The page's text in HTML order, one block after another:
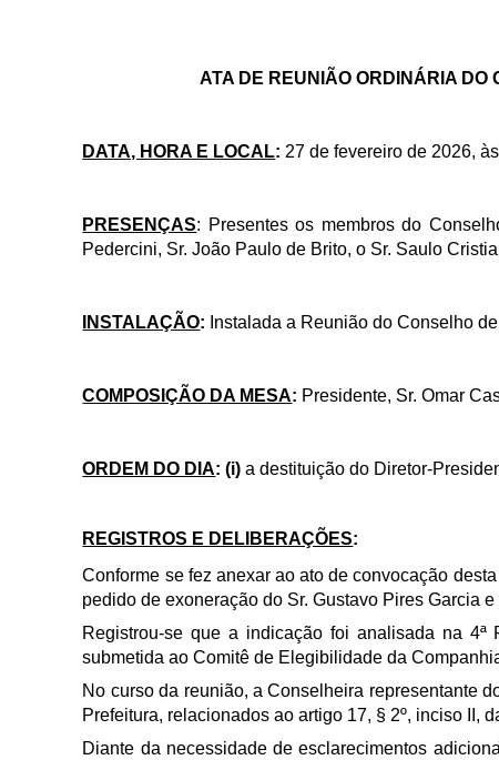
ATA DE REUNIÃO ORDINÁRIA DO
DATA, HORA E LOCAL: 27 de fevereiro de 2026,
PRESENÇAS: Presentes os membros do
Pedercini, Sr. João Paulo de Brito, o Sr. Saulo
INSTALAÇÃO: Instalada a Reunião do Conselho
COMPOSIÇÃO DA MESA: Presidente, Sr. Omar
ORDEM DO DIA: (i) a destituição do Diretor-
REGISTROS E DELIBERAÇÕES:
Conforme se fez anexar ao ato de convocação
pedido de exoneração do Sr. Gustavo Pires Garcia
Registrou-se que a indicação foi analisada na
submetida ao Comitê de Elegibilidade da
No curso da reunião, a Conselheira representante
Prefeitura, relacionados ao artigo 17, § 2º, inciso II,
Diante da necessidade de esclarecimentos